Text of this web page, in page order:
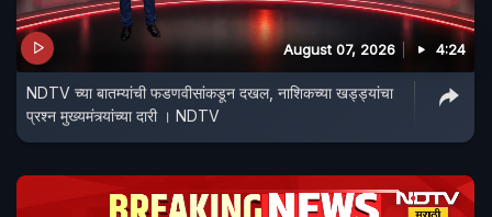
August 07, 2026 4:24
NDTV च्या बातम्यांची फडणवीसांकडून दखल, नाशिकच्या खड्ड्यांचा
प्रश्न मुख्यमंत्र्यांच्या दारी । NDTV